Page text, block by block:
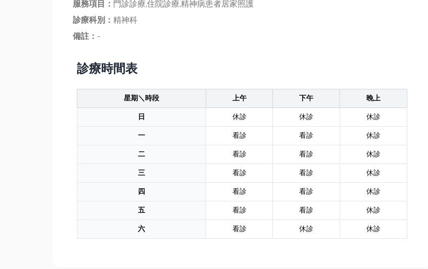
服務項目： 門診診療,住院診療,精神病患者居家照護
診療科別： 精神科
備註： -
診療時間表
星期＼時段 上午 下午
晚上
日
休診 休診
休診
一
看診 看診
休診
二
看診 看診
休診
三
看診 看診
休診
四
看診 看診
休診
五
看診 看診
休診
六
看診 休診 休診